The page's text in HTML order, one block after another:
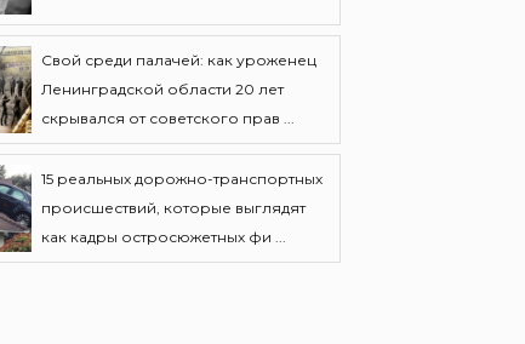
Свой среди палачей: как уроженец
Ленинградской области 20 лет
скрывался от советского прав ...
15 реальных дорожно-транспортных
происшествий, которые выглядят
как кадры остросюжетных фи ...